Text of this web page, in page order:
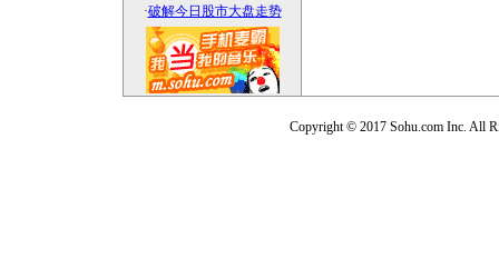
·破解今日股市大盘走势
Copyright © 2017 Sohu.com Inc. All